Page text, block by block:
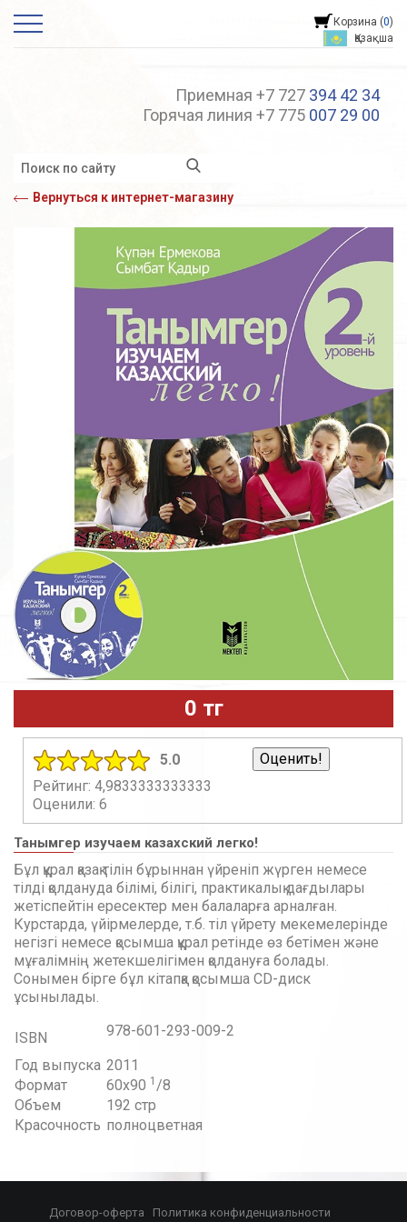
Корзина (0)
Қазақша
Приемная +7 727 394 42 34
Горячая линия +7 775 007 29 00
Вернуться к интернет-магазину
0 тг
5.0
Рейтинг: 4,9833333333333
Оценили: 6
Танымгер изучаем казахский легко!
Бұл құрал қазақ тілін бұрыннан үйреніп жүрген немесе
тілді қолдануда білімі, білігі, практикалық дағдылары
жетіспейтін ересектер мен балаларға арналған.
Курстарда, үйірмелерде, т.б. тіл үйрету мекемелерінде
негізгі немесе қосымша құрал ретінде өз бетімен және
мұғалімнің жетекшелігімен қолдануға болады.
Сонымен бірге бұл кітапқа қосымша СD-диск
ұсынылады.
ISBN
978-601-293-009-2
Год выпуска 2011
Формат
60x90 1 /8
Объем
192 стр
Красочность полноцветная
Договор-оферта Политика конфиденциальности